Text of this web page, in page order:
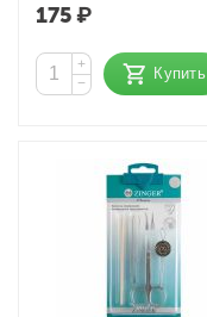
175₽
+
−
Купить